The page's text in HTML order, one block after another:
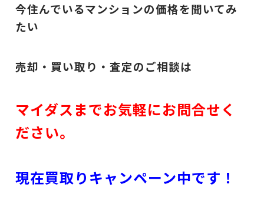
今住んでいるマンションの価格を聞いてみ
たい
売却・買い取り・査定のご相談は
マイダスまでお気軽にお問合せく
ださい。
現在買取りキャンペーン中です！